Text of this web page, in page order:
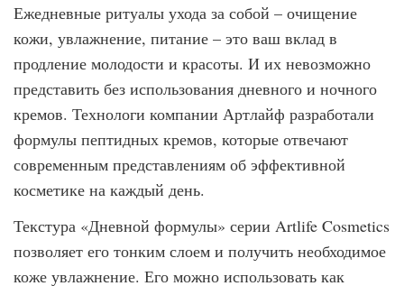
Ежедневные ритуалы ухода за собой – очищение
кожи, увлажнение, питание – это ваш вклад в
продление молодости и красоты. И их невозможно
представить без использования дневного и ночного
кремов. Технологи компании Артлайф разработали
формулы пептидных кремов, которые отвечают
современным представлениям об эффективной
косметике на каждый день.
Текстура «Дневной формулы» серии Artlife Cosmetics
позволяет его тонким слоем и получить необходимое
коже увлажнение. Его можно использовать как